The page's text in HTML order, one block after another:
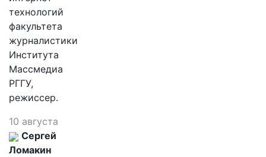
технологий
факультета
журналистики
Института
Массмедиа
РГГУ,
режиссер.
10 августа
Сергей
Ломакин